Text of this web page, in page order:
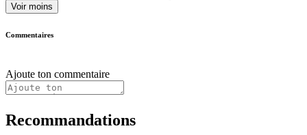
Voir moins
Commentaires
Ajoute ton commentaire
Recommandations